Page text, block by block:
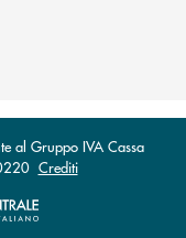
di posta elettronica)
posta elettronica)
al Gruppo IVA Cassa
Crediti